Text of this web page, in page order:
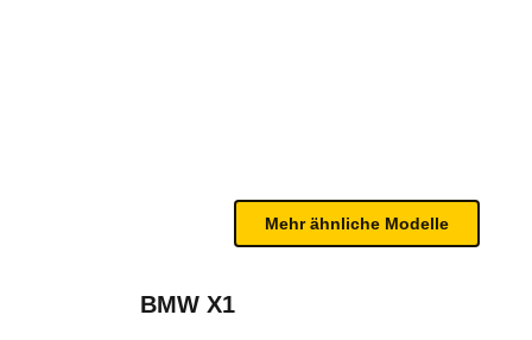
Fahrzeug.
sind, entnehmen Sie bitte dem Rückruf, da
zählen ab 2014 verstärkt auch
BMW X1
Mehr ähnliche Modelle